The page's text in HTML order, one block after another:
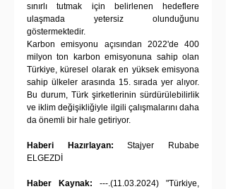
sınırlı tutmak için belirlenen hedeflere
ulaşmada yetersiz olunduğunu
göstermektedir.
Karbon emisyonu açısından 2022'de 400
milyon ton karbon emisyonuna sahip olan
Türkiye, küresel olarak en yüksek emisyona
sahip ülkeler arasında 15. sırada yer alıyor.
Bu durum, Türk şirketlerinin sürdürülebilirlik
ve iklim değişikliğiyle ilgili çalışmalarını daha
da önemli bir hale getiriyor.
Haberi Hazırlayan: Stajyer Rubabe
ELGEZDİ
Haber Kaynak: ---. (11.03.2024) "Türkiye,